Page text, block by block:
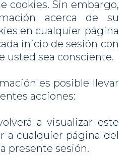
cookies. Sin embargo,
acerca de su
en cualquier página
inicio de sesión con
usted sea consciente.
es posible llevar
acciones:
a visualizar este
a cualquier página del
presente sesión.